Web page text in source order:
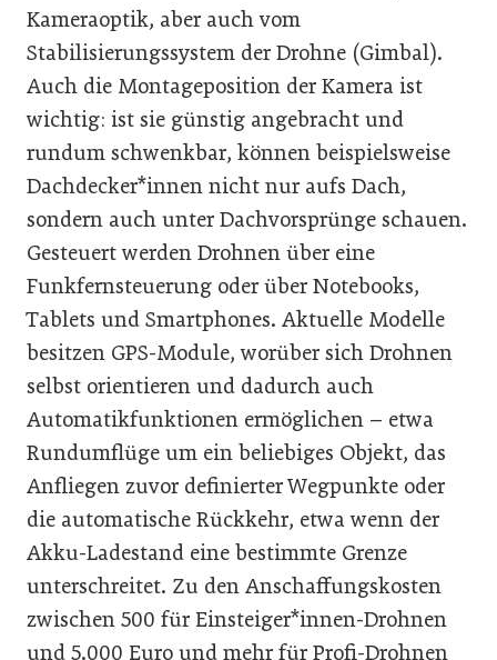
Kameraoptik, aber auch vom
Stabilisierungssystem der Drohne (Gimbal).
Auch die Montageposition der Kamera ist
wichtig: ist sie günstig angebracht und
rundum schwenkbar, können beispielsweise
Dachdecker*innen nicht nur aufs Dach,
sondern auch unter Dachvorsprünge schauen.
Gesteuert werden Drohnen über eine
Funkfernsteuerung oder über Notebooks,
Tablets und Smartphones. Aktuelle Modelle
besitzen GPS-Module, worüber sich Drohnen
selbst orientieren und dadurch auch
Automatikfunktionen ermöglichen – etwa
Rundumflüge um ein beliebiges Objekt, das
Anfliegen zuvor definierter Wegpunkte oder
die automatische Rückkehr, etwa wenn der
Akku-Ladestand eine bestimmte Grenze
unterschreitet. Zu den Anschaffungskosten
zwischen 500 für Einsteiger*innen-Drohnen
und 5.000 Euro und mehr für Profi-Drohnen